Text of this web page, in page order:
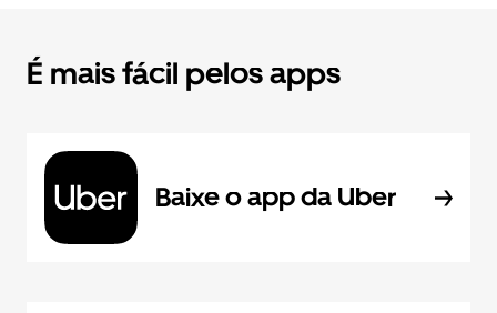
É mais fácil pelos apps
Baixe o app da Uber